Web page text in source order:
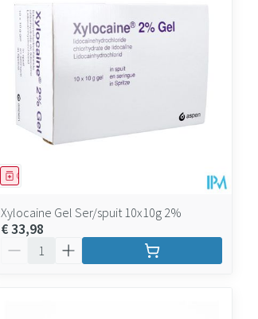
Geneesmiddel
Xylocaine Gel Ser/spuit 10x10g 2%
€ 33,98